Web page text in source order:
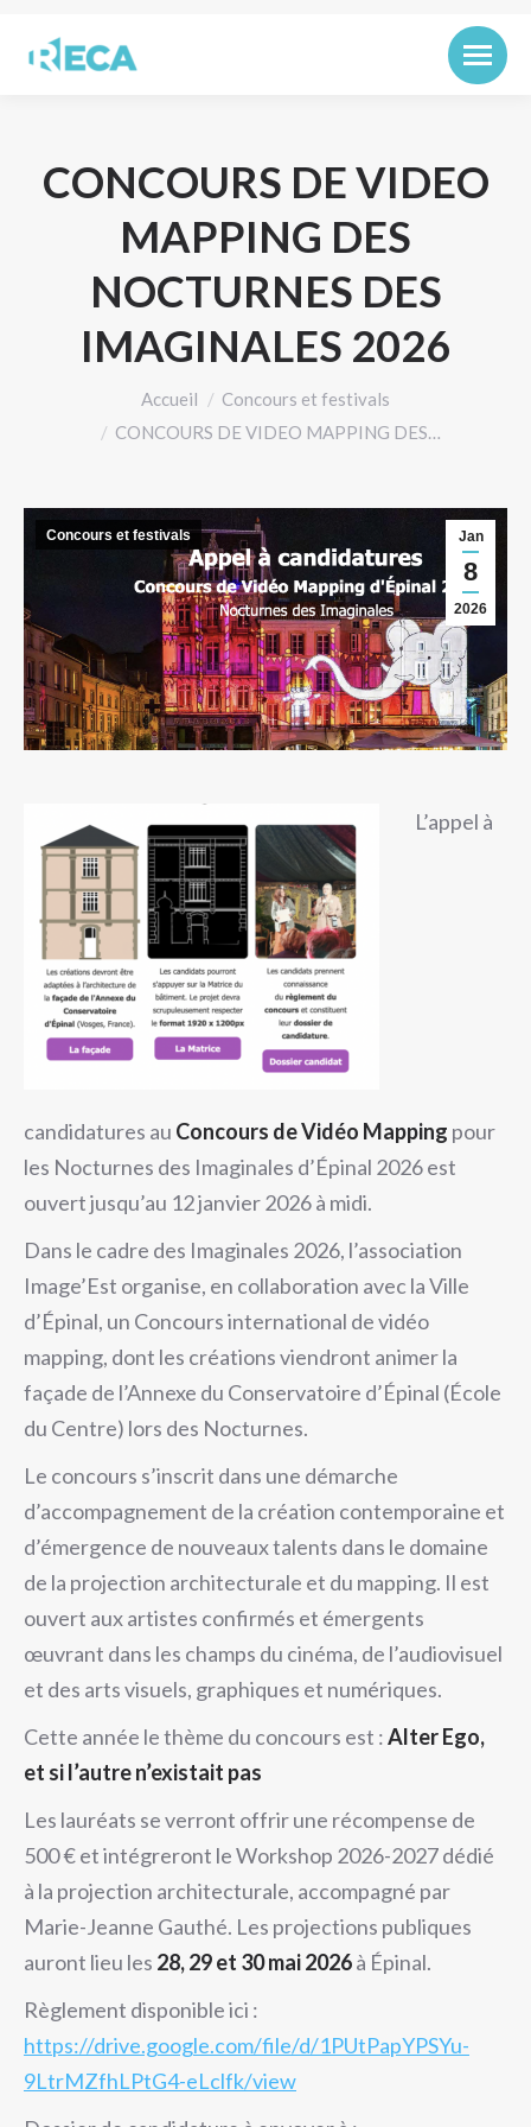
CONCOURS DE VIDEO
MAPPING DES
NOCTURNES DES
IMAGINALES 2026
Vous êtes ici :Accueil
Concours et festivals
CONCOURS DE VIDEO MAPPING DES…
Jan
8
2026
Concours et festivals
L’appel à
candidatures au Concours de Vidéo Mapping pour
les Nocturnes des Imaginales d’Épinal 2026 est
ouvert jusqu’au 12 janvier 2026 à midi.
Dans le cadre des Imaginales 2026, l’association
Image’Est organise, en collaboration avec la Ville
d’Épinal, un Concours international de vidéo
mapping, dont les créations viendront animer la
façade de l’Annexe du Conservatoire d’Épinal (École
du Centre) lors des Nocturnes.
Le concours s’inscrit dans une démarche
d’accompagnement de la création contemporaine et
d’émergence de nouveaux talents dans le domaine
de la projection architecturale et du mapping. Il est
ouvert aux artistes confirmés et émergents
œuvrant dans les champs du cinéma, de l’audiovisuel
et des arts visuels, graphiques et numériques.
Cette année le thème du concours est :Alter Ego,
et si l’autre n’existait pas
Les lauréats se verront offrir une récompense de
500 € et intégreront le Workshop 2026-2027 dédié
à la projection architecturale, accompagné par
Marie-Jeanne Gauthé. Les projections publiques
auront lieu les 28, 29 et 30 mai 2026à Épinal.
Règlement disponible ici :
https://drive.google.com/file/d/1PUtPapYPSYu-
9LtrMZfhLPtG4-eLclfk/view